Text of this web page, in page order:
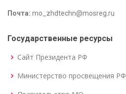
Почта: mo_zhdtechn@mosreg.ru
Государственные ресурсы
Сайт Президента РФ
Министерство просвещения РФ